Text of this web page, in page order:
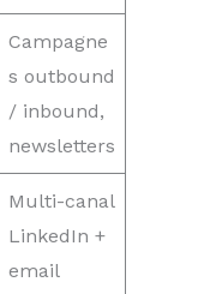
Campagne
s outbound
/ inbound,
newsletters
Multi-canal
LinkedIn +
email